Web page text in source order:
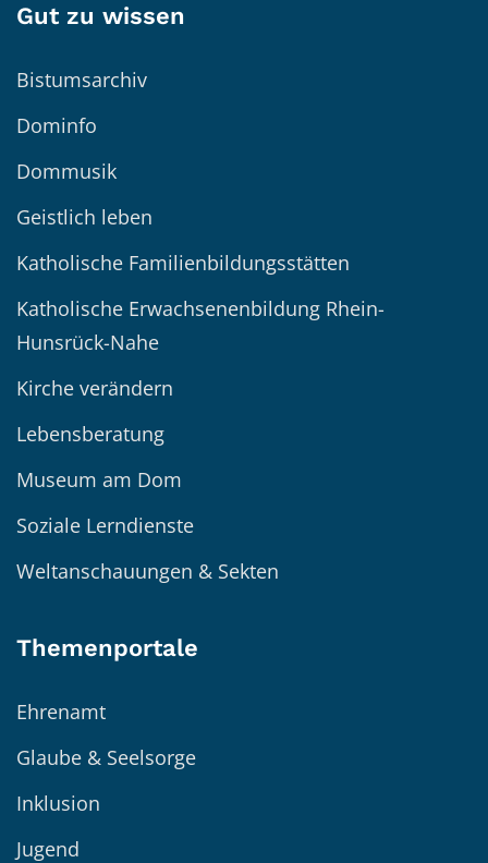
Gut zu wissen
Bistumsarchiv
Dominfo
Dommusik
Geistlich leben
Katholische Familienbildungsstätten
Katholische Erwachsenenbildung Rhein-
Hunsrück-Nahe
Kirche verändern
Lebensberatung
Museum am Dom
Soziale Lerndienste
Weltanschauungen & Sekten
Themenportale
Ehrenamt
Glaube & Seelsorge
Inklusion
Jugend